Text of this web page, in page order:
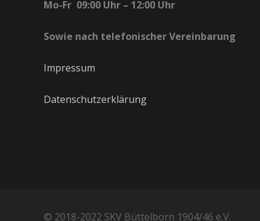
Mo-Fr 09:00 Uhr – 12:00 Uhr
Sowie nach telefonischer Vereinbarung
Impressum
Datenschutzerklärung
© 2018-2022 SKV Büttelborn 1904/46 e.V.